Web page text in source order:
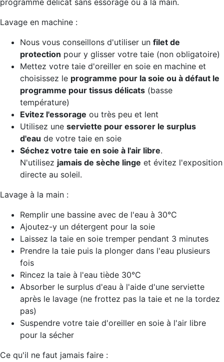
programme délicat sans essorage ou à la main.
Lavage en machine :
Nous vous conseillons d'utiliser un filet de
protection pour y glisser votre taie (non obligatoire)
Mettez votre taie d'oreiller en soie en machine et
choisissez le programme pour la soie ou à défaut le
programme pour tissus délicats (basse
température)
Evitez l'essorage ou très peu et lent
Utilisez une serviette pour essorer le surplus
d'eau de votre taie en soie
Séchez votre taie en soie à l'air libre.
N'utilisez jamais de sèche linge et évitez l'exposition
directe au soleil.
Lavage à la main :
Remplir une bassine avec de l'eau à 30°C
Ajoutez-y un détergent pour la soie
Laissez la taie en soie tremper pendant 3 minutes
Prendre la taie puis la plonger dans l'eau plusieurs
fois
Rincez la taie à l'eau tiède 30°C
Absorber le surplus d'eau à l'aide d'une serviette
après le lavage (ne frottez pas la taie et ne la tordez
pas)
Suspendre votre taie d'oreiller en soie à l'air libre
pour la sécher
Ce qu'il ne faut jamais faire :